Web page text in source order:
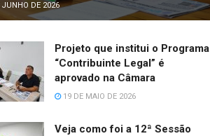
DE 2026
Projeto que institui o Programa
“Contribuinte Legal” é
aprovado na Câmara
19 DE MAIO DE 2026
Veja como foi a 12ª Sessão